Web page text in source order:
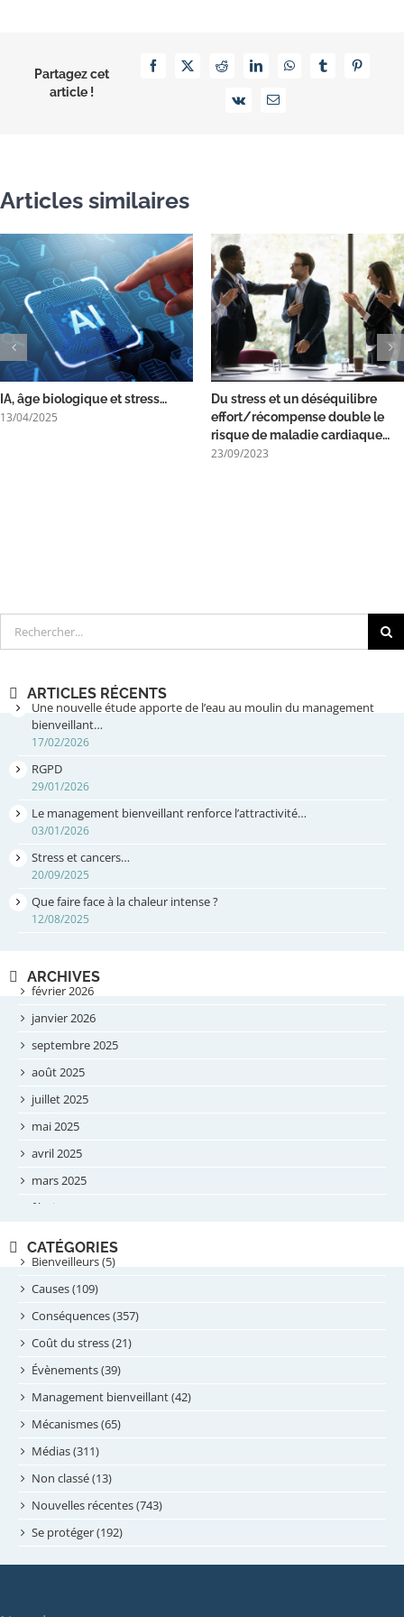
Partagez cet
article !
Facebook
X RedditLinkedInWhatsAppTumblrPinterest
Vk Email
Articles similaires
IA, âge biologique et stress…
13/04/2025
Du stress et un déséquilibre
effort/récompense double le
risque de maladie cardiaque…
23/09/2023
Rechercher
ARTICLES RÉCENTS
Une nouvelle étude apporte de l’eau au moulin du management
bienveillant…
17/02/2026
RGPD
29/01/2026
Le management bienveillant renforce l’attractivité…
03/01/2026
Stress et cancers…
20/09/2025
Que faire face à la chaleur intense ?
12/08/2025
ARCHIVES
février 2026
janvier 2026
septembre 2025
août 2025
juillet 2025
mai 2025
avril 2025
mars 2025
février 2025
septembre 2024
août 2024
juillet 2024
juin 2024
mai 2024
avril 2024
février 2024
janvier 2024
novembre 2023
octobre 2023
septembre 2023
mars 2023
CATÉGORIES
Bienveilleurs (5)
Causes (109)
Conséquences (357)
Coût du stress (21)
Évènements (39)
Management bienveillant (42)
Mécanismes (65)
Médias (311)
Non classé (13)
Nouvelles récentes (743)
Se protéger (192)